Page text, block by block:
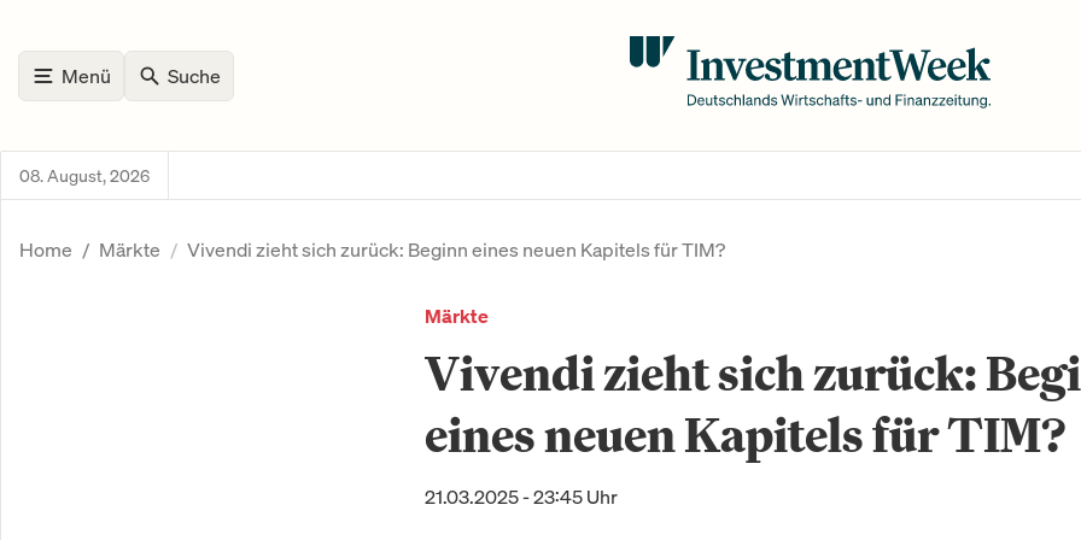
Menü Suche
08. August, 2026
Home Märkte Vivendi zieht sich zurück: Beginn eines neuen Kapitels für TIM?
Märkte
Vivendi zieht sich zurück:
eines neuen Kapitels für TIM?
21.03.2025 - 23:45 Uhr